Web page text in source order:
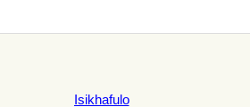
Isikhafulo